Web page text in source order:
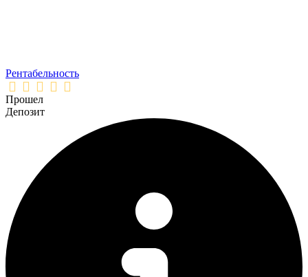
Рентабельность
Прошел
Депозит